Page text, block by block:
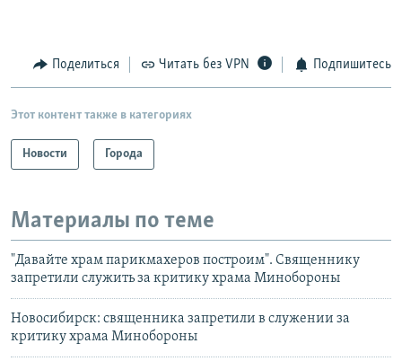
Поделиться Читать без VPN Подпишитесь
Этот контент также в категориях
Новости Города
Материалы по теме
"Давайте храм парикмахеров построим". Священнику
запретили служить за критику храма Минобороны
Новосибирск: священника запретили в служении за
критику храма Минобороны